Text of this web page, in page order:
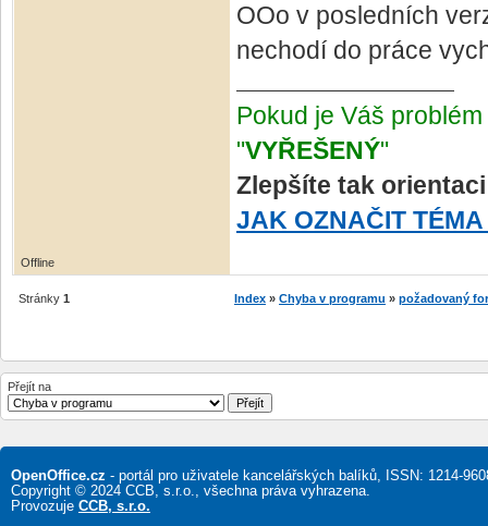
OOo v posledních
nechodí do práce
Pokud je Váš
"VYŘEŠENÝ"
Zlepšíte tak
JAK OZNAČIT TÉMA
Offline
Stránky 1 Index » Chyba v programu » požadovaný
Přejít na
OpenOffice.cz - portál pro uživatele kancelářských balíků, ISSN: 1214-
Copyright © 2024 CCB, s.r.o., všechna práva vyhrazena.
Provozuje CCB, s.r.o.